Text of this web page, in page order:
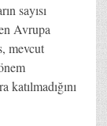
sayısı
Avrupa
mevcut
katılmadığını